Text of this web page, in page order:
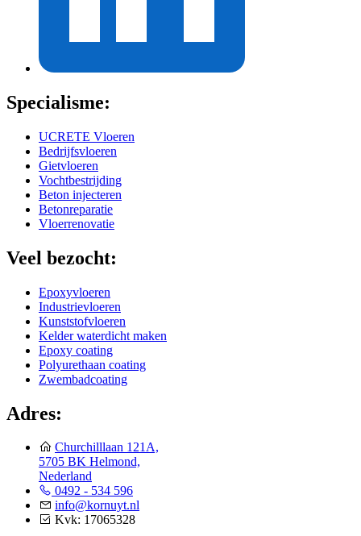
Specialisme:
UCRETE Vloeren
Bedrijfsvloeren
Gietvloeren
Vochtbestrijding
Beton injecteren
Betonreparatie
Vloerrenovatie
Veel bezocht:
Epoxyvloeren
Industrievloeren
Kunststofvloeren
Kelder waterdicht maken
Epoxy coating
Polyurethaan coating
Zwembadcoating
Adres:
Churchilllaan 121A,
5705 BK Helmond,
Nederland
0492 - 534 596
info@kornuyt.nl
Kvk: 17065328